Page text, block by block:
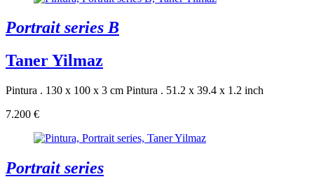
Portrait series B
Taner Yilmaz
Pintura . 130 x 100 x 3 cm Pintura . 51.2 x 39.4 x 1.2 inch
7.200 €
Portrait series